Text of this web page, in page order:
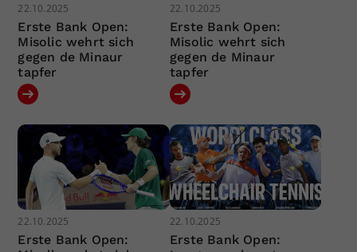
22.10.2025
Erste Bank Open:
Misolic wehrt sich
gegen de Minaur
tapfer
22.10.2025
Erste Bank Open:
Misolic wehrt sich
gegen de Minaur
tapfer
22.10.2025
Erste Bank Open:
22.10.2025
Erste Bank Open: